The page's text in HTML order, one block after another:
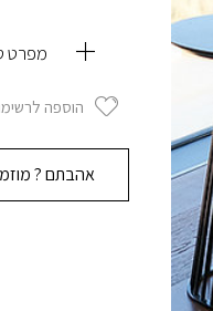
מפרט
הוספה
אהבתם ?